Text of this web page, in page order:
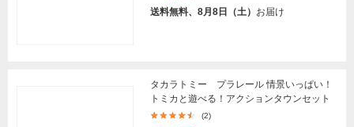
送料無料、8月8日（土） お届け
タカラトミー プラレール 情景いっぱい！
トミカと遊べる！アクションタウンセット
(2)